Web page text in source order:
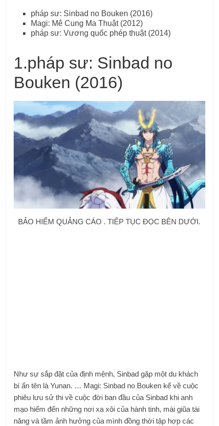
pháp sư: Sinbad no Bouken (2016)
Magi: Mê Cung Ma Thuật (2012)
pháp sư: Vương quốc phép thuật(2014)
1.pháp sư: Sinbad no
Bouken (2016)
BẢO HIỂM QUẢNG CÁO . TIẾP TỤC ĐỌC BÊN DƯỚI.
Như sự sắp đặt của định mệnh, Sinbad gặp một du khách
bí ẩn tên là Yunan. … Magi: Sinbad no Bouken kể về cuộc
phiêu lưu sử thi về cuộc đời ban đầu của Sinbad khi anh
mạo hiểm đến những nơi xa xôi của hành tinh, mài giũa tài
năng và tầm ảnh hưởng của mình đồng thời tập hợp các